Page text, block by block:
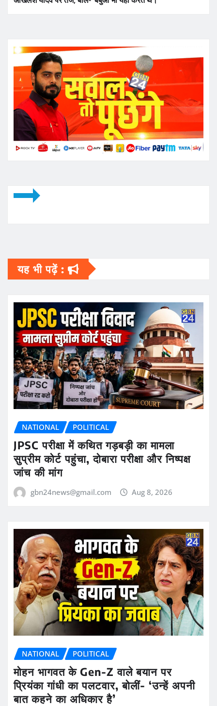
यह भी पढ़ें :
NATIONAL POLITICAL
JPSC परीक्षा में कथित गड़बड़ी का मामला
सुप्रीम कोर्ट पहुंचा, दोबारा परीक्षा और निष्पक्ष
जांच की मांग
gbn24news@gmail.com Aug 8, 2026
NATIONAL POLITICAL
मोहन भागवत के Gen-Z वाले बयान पर
प्रियंका गांधी का पलटवार, बोलीं- ‘उन्हें अपनी
बात कहने का अधिकार है’